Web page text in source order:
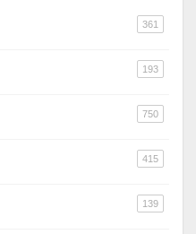
361
193
750
415
139